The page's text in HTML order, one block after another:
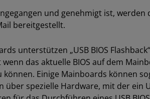
und genehmigt ist,
bereitgestellt.
unterstützen „USB BIOS
das aktuelle BIOS auf dem
Einige Mainboards können
über spezielle Hardware, mit der ein